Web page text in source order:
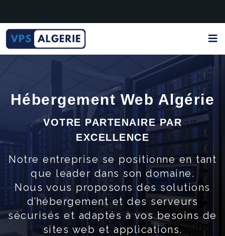
Hébergement Web Algérie
VOTRE PARTENAIRE PAR
EXCELLENCE
Notre entreprise se positionne en tant
que leader dans son domaine.
Nous vous proposons des solutions
d’hébergement et des serveurs
sécurisés et adaptés à vos besoins de
sites web et applications.